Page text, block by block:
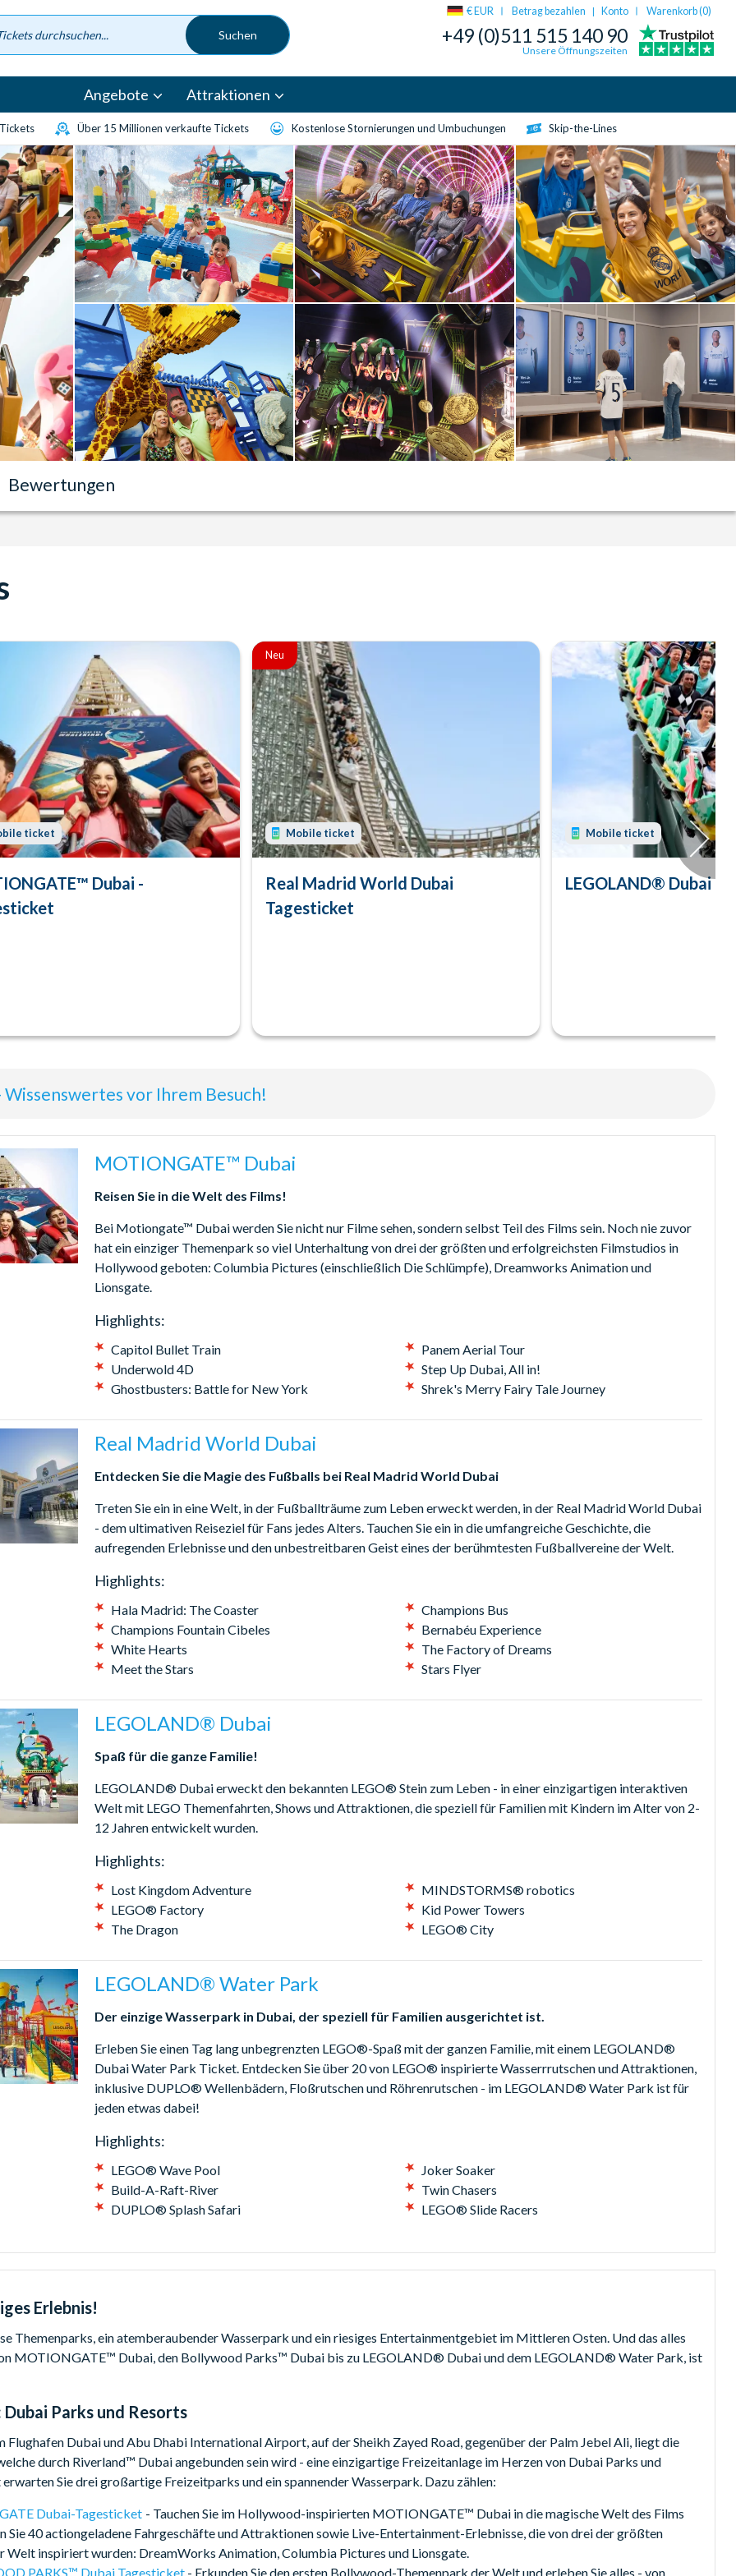
€ EUR Betrag bezahlen | Konto Warenkorb (0)
+49 (0)511 515 140 90
Unsere Öffnungszeiten
Angebote Attraktionen
Über 15 Millionen verkaufte Tickets Kostenlose Stornierungen und Umbuchungen Skip-the-Lines
Bewertungen
ticket
Dubai -
Neu
Mobile ticket
Real Madrid World Dubai
Tagesticket
Mobile ticket
LEGOLAND® Dubai -
Wissenswertes vor Ihrem Besuch!
für garantierten Eintritt - alle Gäste, die MOTIONGATE™ Dubai, BOLLYWOOD PARKS™ Dubai, LEGOLAND® Dubai
eines gültigen Tickets sein, um Eintritt zu erhalten; Walk-up Tickets vor Ort derzeit nicht verfügbar.
Restaurants und Geschäfte, ist derzeit begrenzt, um die physische Distanzierung zu ermöglichen und ein sicheres
LEGOLAND® Dubai sind täglich geöffnet; LEGOLAND® Water Park ist donnerstags bis sonntags geöffnet.
MOTIONGATE™ Dubai
Reisen Sie in die Welt des Films!
Bei Motiongate™ Dubai werden Sie nicht nur Filme sehen, sondern selbst Teil des Films sein. Noch nie zuvor
hat ein einziger Themenpark so viel Unterhaltung von drei der größten und erfolgreichsten Filmstudios in
Hollywood geboten: Columbia Pictures (einschließlich Die Schlümpfe), Dreamworks Animation und
Lionsgate.
Highlights:
Capitol Bullet Train
Underwold 4D
Ghostbusters: Battle for New York
Panem Aerial Tour
Step Up Dubai, All in!
Shrek's Merry Fairy Tale Journey
Real Madrid World Dubai
Entdecken Sie die Magie des Fußballs bei Real Madrid World Dubai
Treten Sie ein in eine Welt, in der Fußballträume zum Leben erweckt werden, in der Real Madrid World Dubai
- dem ultimativen Reiseziel für Fans jedes Alters. Tauchen Sie ein in die umfangreiche Geschichte, die
aufregenden Erlebnisse und den unbestreitbaren Geist eines der berühmtesten Fußballvereine der Welt.
Highlights:
Hala Madrid: The Coaster
Champions Fountain Cibeles
White Hearts
Meet the Stars
Champions Bus
Bernabéu Experience
The Factory of Dreams
Stars Flyer
LEGOLAND® Dubai
Spaß für die ganze Familie!
LEGOLAND® Dubai erweckt den bekannten LEGO® Stein zum Leben - in einer einzigartigen interaktiven
Welt mit LEGO Themenfahrten, Shows und Attraktionen, die speziell für Familien mit Kindern im Alter von 2-
12 Jahren entwickelt wurden.
Highlights:
Lost Kingdom Adventure
LEGO® Factory
The Dragon
MINDSTORMS® robotics
Kid Power Towers
LEGO® City
LEGOLAND® Water Park
Der einzige Wasserpark in Dubai, der speziell für Familien ausgerichtet ist.
Erleben Sie einen Tag lang unbegrenzten LEGO®-Spaß mit der ganzen Familie, mit einem LEGOLAND®
Dubai Water Park Ticket. Entdecken Sie über 20 von LEGO® inspirierte Wasserrrutschen und Attraktionen,
inklusive DUPLO® Wellenbädern, Floßrutschen und Röhrenrutschen - im LEGOLAND® Water Park ist für
jeden etwas dabei!
Highlights:
LEGO® Wave Pool
Build-A-Raft-River
DUPLO® Splash Safari
Joker Soaker
Twin Chasers
LEGO® Slide Racers
Erlebnis!
Themenparks, ein atemberaubender Wasserpark und ein riesiges Entertainmentgebiet im Mittleren Osten. Und das alles
MOTIONGATE™ Dubai, den Bollywood Parks™ Dubai bis zu LEGOLAND® Dubai und dem LEGOLAND® Water Park, ist
Dubai Parks und Resorts
Flughafen Dubai und Abu Dhabi International Airport, auf der Sheikh Zayed Road, gegenüber der Palm Jebel Ali, liegt die
durch Riverland™ Dubai angebunden sein wird - eine einzigartige Freizeitanlage im Herzen von Dubai Parks und
Sie drei großartige Freizeitparks und ein spannender Wasserpark. Dazu zählen:
Dubai-Tagesticket - Tauchen Sie im Hollywood-inspirierten MOTIONGATE™ Dubai in die magische Welt des Films
Sie 40 actiongeladene Fahrgeschäfte und Attraktionen sowie Live-Entertainment-Erlebnisse, die von drei der größten
Welt inspiriert wurden: DreamWorks Animation, Columbia Pictures und Lionsgate.
PARKS™ Dubai Tagesticket- Erkunden Sie den ersten Bollywood-Themenpark der Welt und erleben Sie alles - von